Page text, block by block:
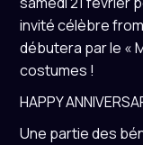
invité célèbre
débutera par le «
costumes !
HAPPY
Une partie des